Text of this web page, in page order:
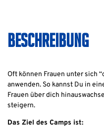
BESCHREIBUNG
Oft können Frauen unter sich
anwenden. So kannst Du in
Frauen über dich
steigern.
Das Ziel des Camps ist: